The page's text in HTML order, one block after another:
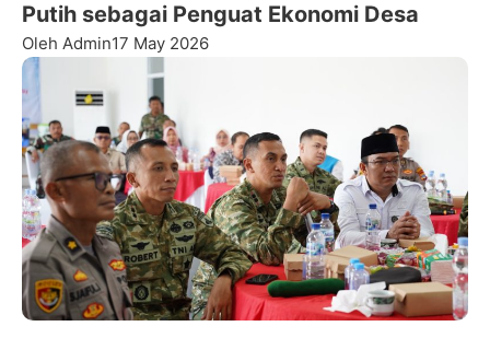
Putih sebagai Penguat Ekonomi Desa
Oleh Admin17 May 2026